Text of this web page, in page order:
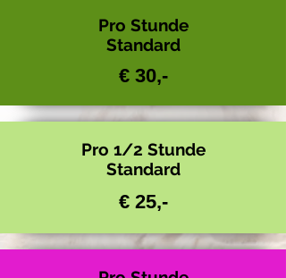
Pro Stunde
Standard
€ 30,-
Pro 1/2 Stunde
Standard
€ 25,-